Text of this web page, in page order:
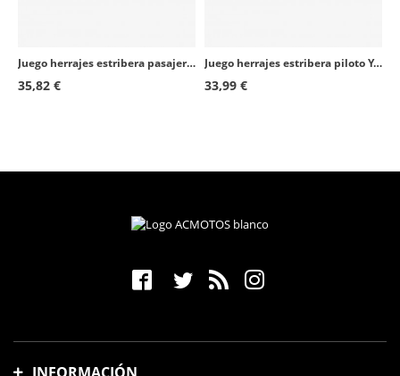
Juego herrajes estribera pasajero Honda CB500X (22-24), NX500 (24-26) Puig 6645N
35,82 €
Juego herrajes estribera piloto Yamaha YZF-R1/Race (02-26), YZF-R6/Race (03-24) Puig 6457N
33,99 €
INFORMACIÓN